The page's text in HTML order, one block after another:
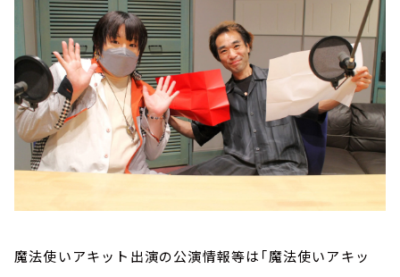
魔法使いアキット出演の公演情報等は「魔法使いアキッ